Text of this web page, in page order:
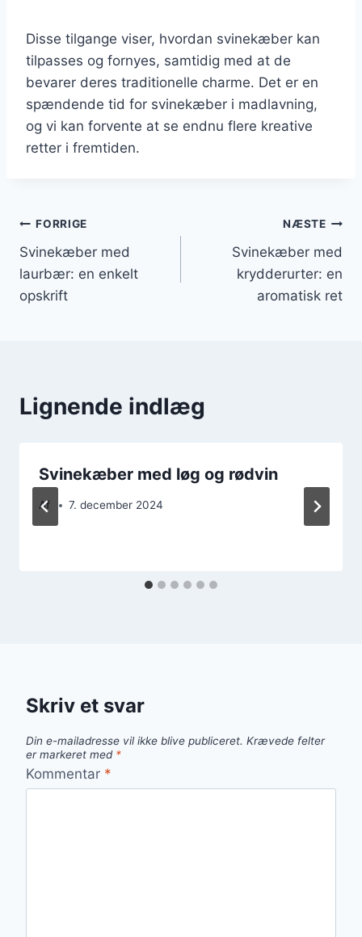
Disse tilgange viser, hvordan svinekæber kan
tilpasses og fornyes, samtidig med at de
bevarer deres traditionelle charme. Det er en
spændende tid for svinekæber i madlavning,
og vi kan forvente at se endnu flere kreative
retter i fremtiden.
Indlægsnavigation
FORRIGE
Svinekæber med
laurbær: en enkelt
opskrift
NÆSTE
Svinekæber med
krydderurter: en
aromatisk ret
Lignende indlæg
Svinekæber med løg og rødvin
Af 7. december 2024
Skriv et svar
Din e-mailadresse vil ikke blive publiceret. Krævede felter
er markeret med *
Kommentar *